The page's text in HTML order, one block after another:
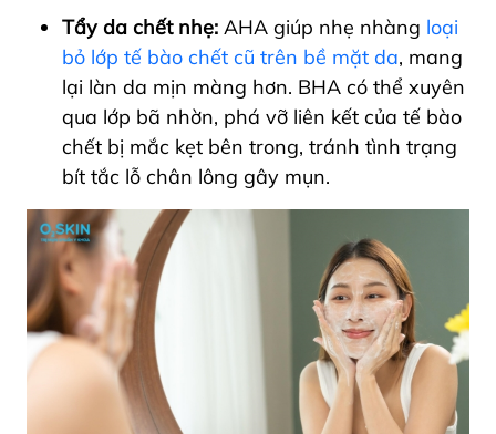
Tẩy da chết nhẹ: AHA giúp nhẹ nhàng loại
bỏ lớp tế bào chết cũ trên bề mặt da, mang
lại làn da mịn màng hơn. BHA có thể xuyên
qua lớp bã nhờn, phá vỡ liên kết của tế bào
chết bị mắc kẹt bên trong, tránh tình trạng
bít tắc lỗ chân lông gây mụn.